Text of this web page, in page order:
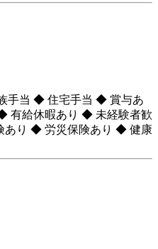
手当 ◆ 住宅手当 ◆ 賞与あ
有給休暇あり ◆ 未経験者歓
り ◆ 労災保険あり ◆ 健康